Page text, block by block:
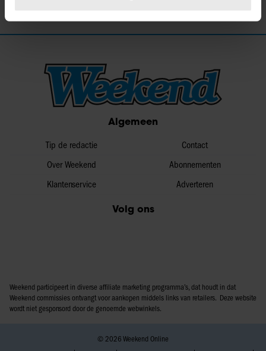
intrekken in de Cookieverklaring.
personaliseren, om functies voor social media te bieden
en om ons websiteverkeer te analyseren. Ook delen we
informatie over uw gebruik van onze site met onze
partners voor social media, adverteren en analyse. Deze
partners kunnen deze gegevens combineren met andere
verzameld op basis van uw gebruik van hun services. U
gaat akkoord met onze cookies als u onze website blijft
Algemeen
Tip de redactie
Over Weekend
Klantenservice
Contact
Abonnementen
Adverteren
Volg ons
Weekend participeert in diverse affiliate marketing programma’s, dat houdt in dat
Weekend commissies ontvangt voor aankopen middels links van retailers. Deze website
wordt niet gesponsord door de genoemde webwinkels.
© 2026 Weekend Online